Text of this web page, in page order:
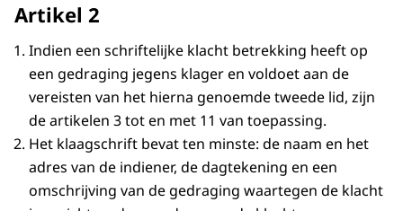
Artikel 2
Indien een schriftelijke klacht betrekking heeft op
een gedraging jegens klager en voldoet aan de
vereisten van het hierna genoemde tweede lid, zijn
de artikelen 3 tot en met 11 van toepassing.
Het klaagschrift bevat ten minste: de naam en het
adres van de indiener, de dagtekening en een
omschrijving van de gedraging waartegen de klacht